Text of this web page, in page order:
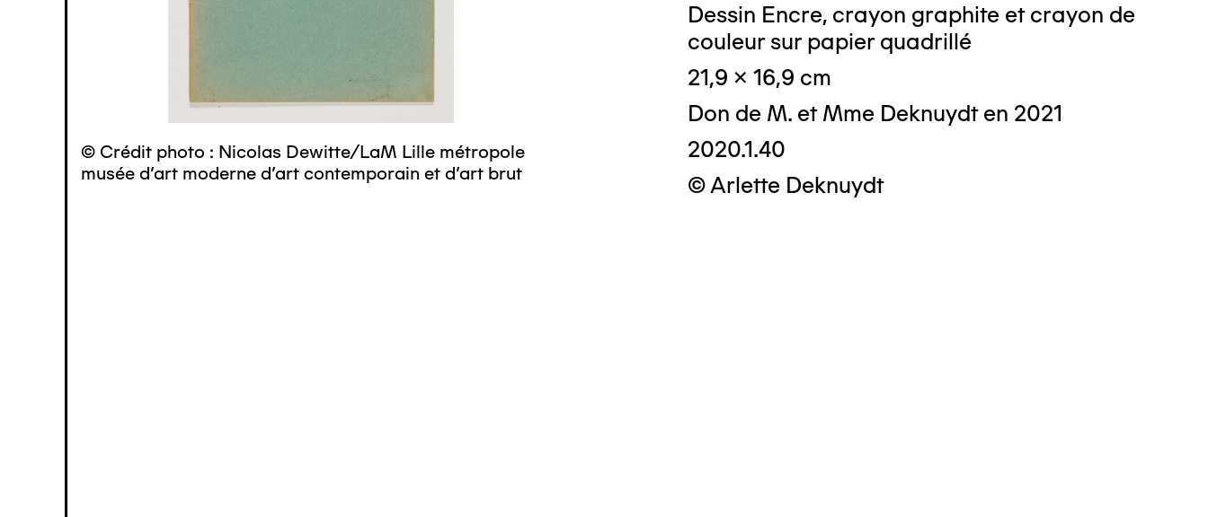
© Crédit photo : Nicolas Dewitte/LaM Lille métropole
musée d’art moderne d’art contemporain et d’art brut
© Crédit photo : Nicolas Dewitte/LaM Lille métropole
musée d’art moderne d’art contemporain et d’art brut
Dessin Encre, crayon graphite et crayon de
couleur sur papier quadrillé
21,9 x 16,9 cm
Don de M. et Mme Deknuydt en 2021
2020.1.40
© Arlette Deknuydt